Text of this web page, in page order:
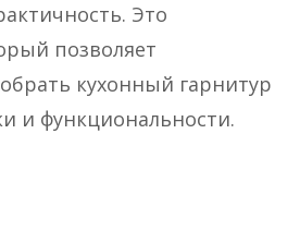
Это
позволяет
кухонный гарнитур
и функциональности.